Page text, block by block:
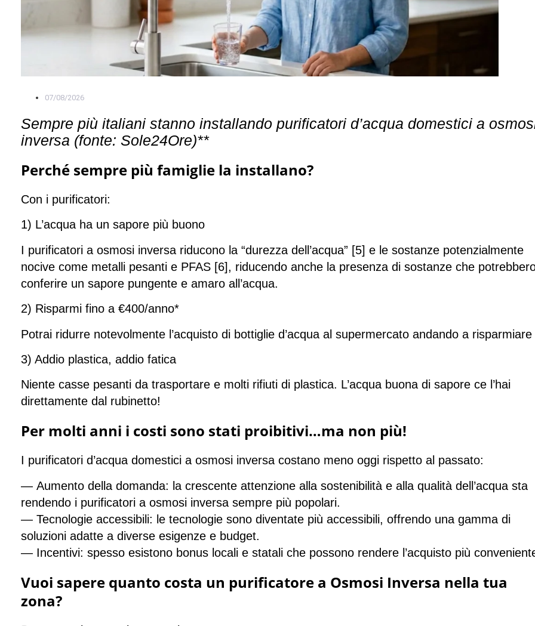
07/08/2026
Sempre più italiani stanno installando purificatori d’acqua domestici a
inversa (fonte: Sole24Ore)**
Perché sempre più famiglie la installano?
Con i purificatori:
1) L’acqua ha un sapore più buono
I purificatori a osmosi inversa riducono la “durezza dell’acqua” [5] e le sostanze potenzialmente
nocive come metalli pesanti e PFAS [6], riducendo anche la presenza di sostanze che
conferire un sapore pungente e amaro all’acqua.
2) Risparmi fino a €400/anno*
Potrai ridurre notevolmente l’acquisto di bottiglie d’acqua al supermercato andando a risparmiare
3) Addio plastica, addio fatica
Niente casse pesanti da trasportare e molti rifiuti di plastica. L’acqua buona di sapore ce l’hai
direttamente dal rubinetto!
Per molti anni i costi sono stati proibitivi…ma non più!
I purificatori d’acqua domestici a osmosi inversa costano meno oggi rispetto al passato:
— Aumento della domanda: la crescente attenzione alla sostenibilità e alla qualità dell’acqua sta
rendendo i purificatori a osmosi inversa sempre più popolari.
— Tecnologie accessibili: le tecnologie sono diventate più accessibili, offrendo una gamma di
soluzioni adatte a diverse esigenze e budget.
— Incentivi: spesso esistono bonus locali e statali che possono rendere l’acquisto più
Vuoi sapere quanto costa un purificatore a Osmosi Inversa nella tua
zona?